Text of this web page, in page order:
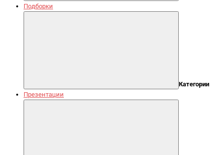
Подборки
Категории
Презентации